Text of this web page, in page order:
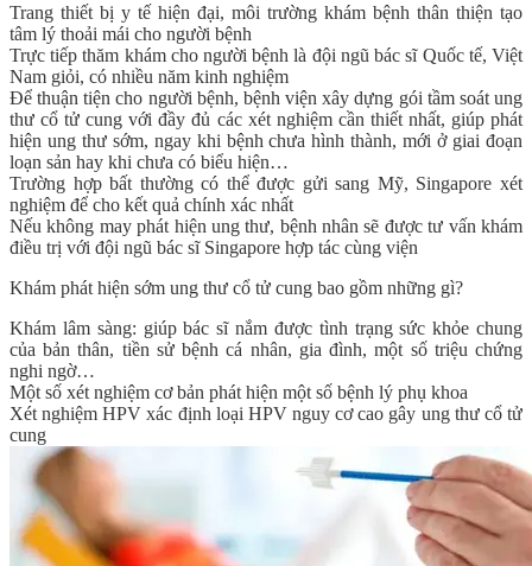
Trang thiết bị y tế hiện đại, môi trường khám bệnh thân thiện tạo
tâm lý thoải mái cho người bệnh
Trực tiếp thăm khám cho người bệnh là đội ngũ bác sĩ Quốc tế, Việt
Nam giỏi, có nhiều năm kinh nghiệm
Để thuận tiện cho người bệnh, bệnh viện xây dựng gói tầm soát ung
thư cổ tử cung với đầy đủ các xét nghiệm cần thiết nhất, giúp phát
hiện ung thư sớm, ngay khi bệnh chưa hình thành, mới ở giai đoạn
loạn sản hay khi chưa có biểu hiện…
Trường hợp bất thường có thể được gửi sang Mỹ, Singapore xét
nghiệm để cho kết quả chính xác nhất
Nếu không may phát hiện ung thư, bệnh nhân sẽ được tư vấn khám
điều trị với đội ngũ bác sĩ Singapore hợp tác cùng viện
Khám phát hiện sớm ung thư cổ tử cung bao gồm những gì?
Khám lâm sàng: giúp bác sĩ nắm được tình trạng sức khỏe chung
của bản thân, tiền sử bệnh cá nhân, gia đình, một số triệu chứng
nghi ngờ…
Một số xét nghiệm cơ bản phát hiện một số bệnh lý phụ khoa
Xét nghiệm HPV xác định loại HPV nguy cơ cao gây ung thư cổ tử
cung